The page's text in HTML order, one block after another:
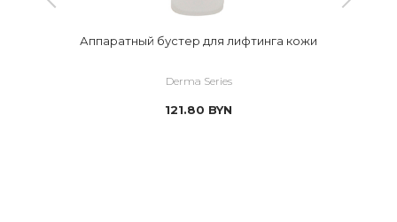
Аппаратный бустер для лифтинга кожи
Derma Series
121.80 BYN